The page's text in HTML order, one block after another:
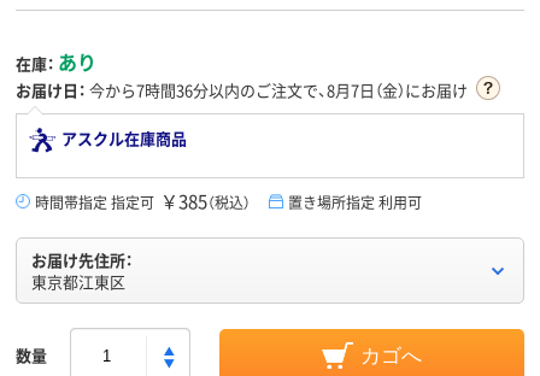
在庫： あり
お届け日： 今から7時間36分以内のご注文で、8月7日（金）にお届け
アスクル在庫商品
時間帯指定 指定可 ￥385（税込） 置き場所指定 利用可
お届け先住所：
東京都江東区
数量 カゴへ